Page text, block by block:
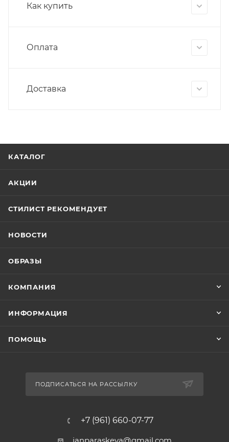
Как купить
Оплата
Доставка
КАТАЛОГ
АКЦИИ
СТИЛИСТ РЕКОМЕНДУЕТ
НОВОСТИ
ОБРАЗЫ
КОМПАНИЯ
ИНФОРМАЦИЯ
ПОМОЩЬ
ПОДПИСАТЬСЯ НА РАССЫЛКУ
+7 (961) 660-07-77